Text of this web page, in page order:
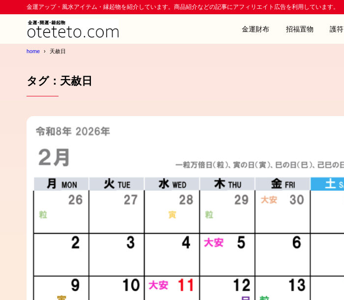
金運アップ・風水アイテム・縁起物を紹介しています。商品紹介などの記事にアフィリエイト広告を利用しています。
金運財布 招福置物 護符
home 天赦日
タグ：天赦日